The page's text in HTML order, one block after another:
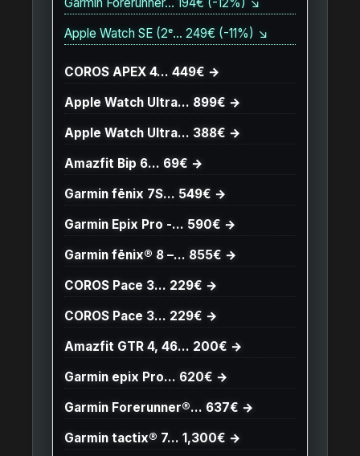
Apple Watch SE (2ᵉ… 249€ (-11%) ↘
COROS APEX 4… 449€ →
Apple Watch Ultra… 899€ →
Apple Watch Ultra… 388€ →
Amazfit Bip 6… 69€ →
Garmin fēnix 7S… 549€ →
Garmin Epix Pro -… 590€ →
Garmin fēnix® 8 –… 855€ →
COROS Pace 3… 229€ →
COROS Pace 3… 229€ →
Amazfit GTR 4, 46… 200€ →
Garmin epix Pro… 620€ →
Garmin Forerunner®… 637€ →
Garmin tactix® 7… 1,300€ →